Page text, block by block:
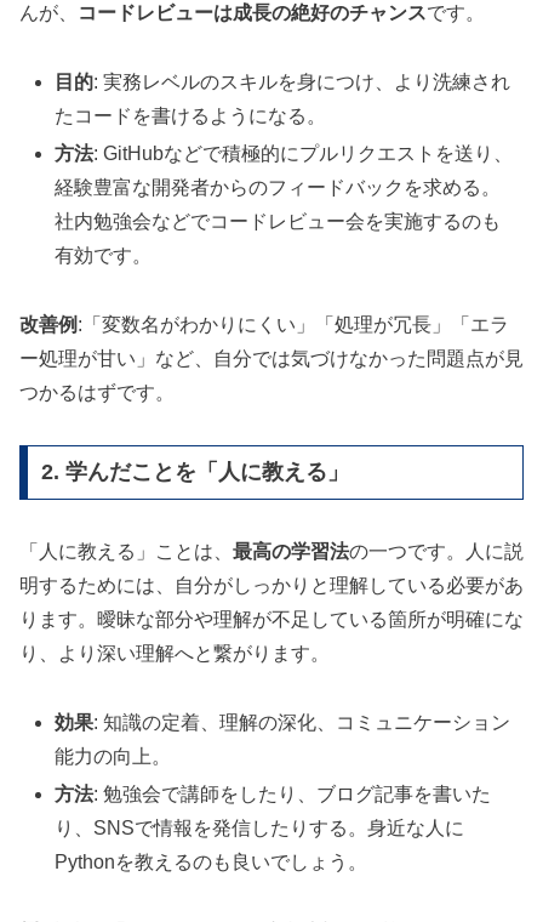
んが、
コードレビューは成長の絶好のチャンスです。
目的: 実務レベルのスキルを身につけ、より洗練され
たコードを書けるようになる。
方法: GitHubなどで積極的にプルリクエストを送り、
経験豊富な開発者からのフィードバックを求める。
社内勉強会などでコードレビュー会を実施するのも
有効です。
改善例 :「変数名がわかりにくい」「処理が冗長」「エラ
ー処理が甘い」など、自分では気づけなかった問題点が見
つかるはずです。
2. 学んだことを「人に教える」
「人に教える」ことは、 最高の学習法の一つです。人に説
明するためには、自分がしっかりと理解している必要があ
ります。曖昧な部分や理解が不足している箇所が明確にな
り、より深い理解へと繋がります。
効果: 知識の定着、理解の深化、コミュニケーション
能力の向上。
方法: 勉強会で講師をしたり、ブログ記事を書いた
り、SNSで情報を発信したりする。身近な人に
Pythonを教えるのも良いでしょう。